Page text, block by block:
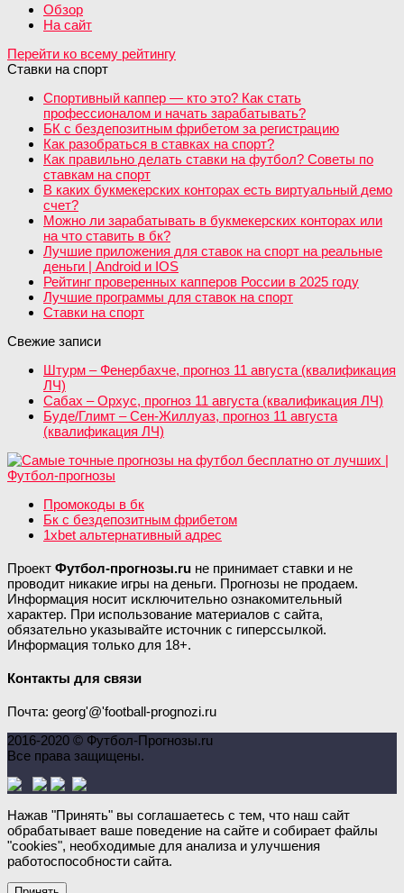
Обзор
На сайт
Перейти ко всему рейтингу
Ставки на спорт
Спортивный каппер — кто это? Как стать
профессионалом и начать зарабатывать?
БК с бездепозитным фрибетом за регистрацию
Как разобраться в ставках на спорт?
Как правильно делать ставки на футбол? Советы по
ставкам на спорт
В каких букмекерских конторах есть виртуальный демо
счет?
Можно ли зарабатывать в букмекерских конторах или
на что ставить в бк?
Лучшие приложения для ставок на спорт на реальные
деньги | Android и IOS
Рейтинг проверенных капперов России в 2025 году
Лучшие программы для ставок на спорт
Ставки на спорт
Свежие записи
Штурм – Фенербахче, прогноз 11 августа (квалификация
ЛЧ)
Сабах – Орхус, прогноз 11 августа (квалификация ЛЧ)
Буде/Глимт – Сен-Жиллуаз, прогноз 11 августа
(квалификация ЛЧ)
Промокоды в бк
Бк с бездепозитным фрибетом
1xbet альтернативный адрес
Проект Футбол-прогнозы.ru не принимает ставки и не
проводит никакие игры на деньги. Прогнозы не продаем.
Информация носит исключительно ознакомительный
характер. При использование материалов с сайта,
обязательно указывайте источник с гиперссылкой.
Информация только для 18+.
Контакты для связи
Почта: georg'@'football-prognozi.ru
2016-2020 © Футбол-Прогнозы.ru
Все права защищены.
Нажав "Принять" вы соглашаетесь с тем, что наш сайт
обрабатывает ваше поведение на сайте и собирает файлы
"cookies", необходимые для анализа и улучшения
работоспособности сайта.